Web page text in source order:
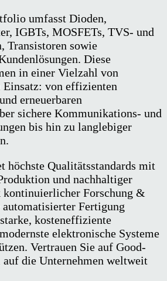
umfasst Dioden,
IGBTs, MOSFETs, TVS- und
Transistoren sowie
Diese
in einer Vielzahl von
Einsatz: von effizienten
erneuerbaren
sichere Kommunikations- und
bis hin zu langlebiger
höchste Qualitätsstandards mit
und nachhaltiger
Forschung &
Fertigung
kosteneffiziente
elektronische Systeme
Vertrauen Sie auf Good-
die Unternehmen weltweit